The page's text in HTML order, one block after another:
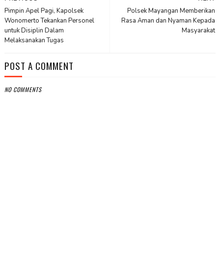
Polsek Mayangan Memberikan
Rasa Aman dan Nyaman Kepada
Masyarakat
Pimpin Apel Pagi, Kapolsek
Wonomerto Tekankan Personel
untuk Disiplin Dalam
Melaksanakan Tugas
POST A COMMENT
NO COMMENTS